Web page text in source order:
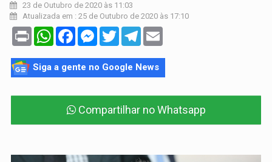
23 de Outubro de 2020 às 11:03
Atualizada em : 25 de Outubro de 2020 às 17:10
Print WhatsAppFacebookMessenger
TwitterTelegram
Siga a gente no Google News
Compartilhar no Whatsapp